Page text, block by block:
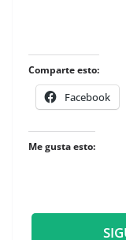
Comparte esto:
Facebook
Me gusta esto: